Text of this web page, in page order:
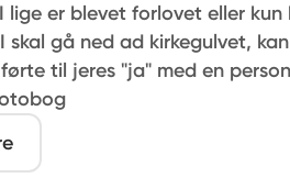
lige er blevet forlovet eller
skal gå ned ad kirkegulvet,
til jeres "ja" med en